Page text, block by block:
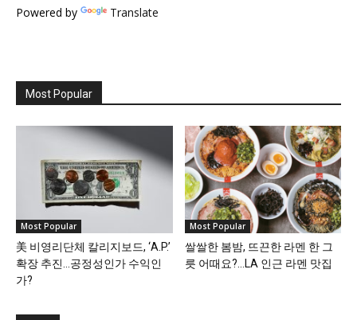
Powered by Translate
Most Popular
Most Popular
美 비영리단체 칼리지보드, ‘A.P.’
확장 추진…공정성인가 수익인
가?
Most Popular
쌀쌀한 봄밤, 뜨끈한 라멘 한 그
릇 어때요?…LA 인근 라멘 맛집